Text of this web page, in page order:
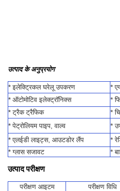
उत्पाद के अनुप्रयोग
* इलेक्ट्रिकल घरेलू उपकरण
*
* ऑटोमोटिव इलेक्ट्रॉनिक्स
*
* ट्रैक ट्रैफिक
*
* पेट्रोलियम पाइप, वाल्व
*
* एलईडी लाइट्स, आउटडोर लैंप
*
* ग्लास सजावट
*
उत्पाद परीक्षण
परीक्षण आइटम परीक्षण विधि